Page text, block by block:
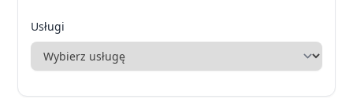
Usługi